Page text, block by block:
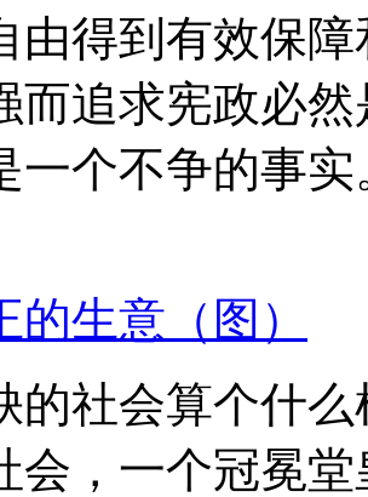
由得到有效保
而追求宪政必
一个不争的事实
的生意（图）
的社会算个什
会，一个冠冕